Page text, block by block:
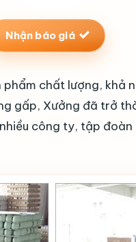
Nhận báo giá
chất lượng, khả
gấp, Xưởng đã trở
công ty, tập đoàn